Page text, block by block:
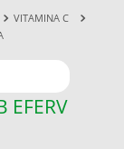
VITAMINA C
EFERV